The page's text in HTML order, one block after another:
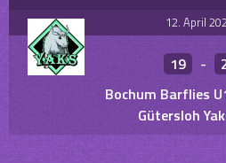
12. April
19 -
Bochum Barflies
Gütersloh